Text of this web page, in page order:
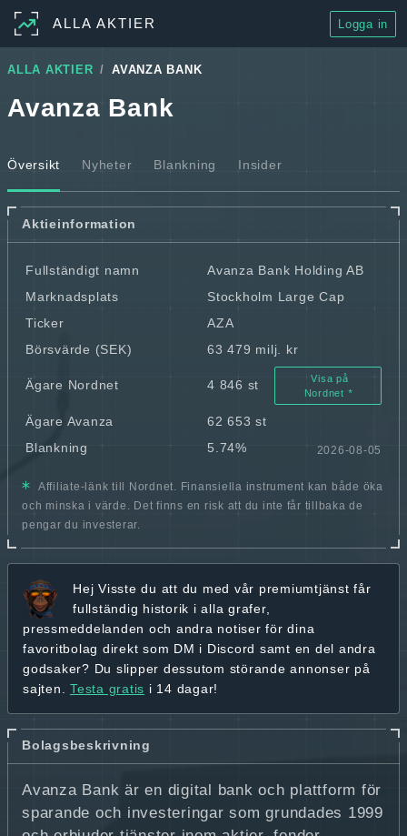
ALLA AKTIER Logga in
ALLA AKTIER AVANZA BANK
Avanza Bank
Översikt Nyheter Blankning Insider
Aktieinformation
Fullständigt namn
Avanza Bank Holding AB
Marknadsplats
Stockholm Large Cap
Ticker
AZA
Börsvärde (SEK)
63 479 milj. kr
Ägare Nordnet 4 846 st
Visa på
Nordnet
Ägare Avanza
62 653 st
Blankning
5.74% 2026-08-05
Affiliate-länk till Nordnet. Finansiella instrument kan både öka
och minska i värde. Det finns en risk att du inte får tillbaka de
pengar du investerar.
Hej Visste du att du med vår premiumtjänst får
fullständig historik i alla grafer,
pressmeddelanden och andra notiser för dina
favoritbolag direkt som DM i Discord samt en del andra
godsaker? Du slipper dessutom störande annonser på
sajten. Testa gratis i 14 dagar!
Bolagsbeskrivning
Avanza Bank är en digital bank och plattform för
sparande och investeringar som grundades 1999